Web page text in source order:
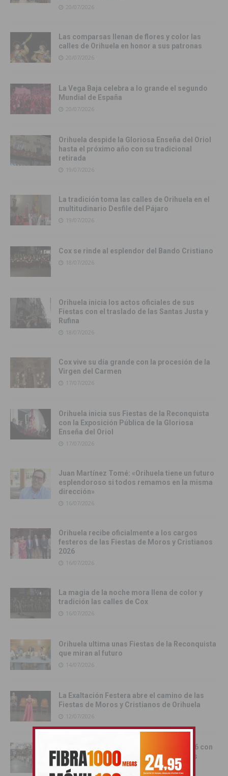
20/07/2026
Las comparsas llenan de flores y color las
calles de Orihuela en honor a sus patronas
20/07/2026
La Vega Baja celebra a lo grande el segundo
Mundial de España
20/07/2026
Orihuela despide la Gloriosa Enseña del Oriol
hasta el próximo año con su tradicional
retirada
19/07/2026
La tradición toma las calles de Orihuela en el
multitudinario Desfile del Pájaro
19/07/2026
Cox se rinde al esplendor del Bando Cristiano
18/07/2026
Orihuela inicia los actos oficiales de sus
Fiestas con el traslado de las Santas Justa y
Rufina
18/07/2026
Cox vive su día grande con la procesión de la
Virgen del Carmen
17/07/2026
Orihuela inicia sus Fiestas de la Reconquista
con la Exposición Pública de la Gloriosa
Enseña del Oriol
17/07/2026
Juan Martínez Tomé: «Orihuela tiene un futuro
esplendoroso si todos remamos en la misma
dirección»
16/07/2026
Orihuela recibe oficialmente a los cargos
festeros de las Fiestas de Moros y Cristianos
2026
16/07/2026
La magia de la noche mora llena de color y
tradición las calles de Cox
16/07/2026
Orihuela ultima unas Fiestas de la Reconquista
que miran al futuro
14/07/2026
La Exaltación Festera abre el camino de las
Fiestas de Moros y Cristianos de Orihuela
12/07/2026
Rojales cerró sus fiestas patronales 2026 con
un brillante desfile de Moros y Cristianos
06/07/2026